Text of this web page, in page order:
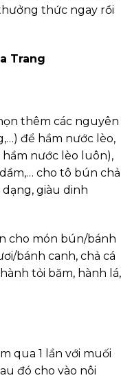
thức ngay rồi
Trang
thêm các nguyên
để hầm nước lèo,
hầm nước lèo luôn),
cho tô bún chả
giàu dinh
cho món bún/bánh
bánh canh, chả cá
tỏi băm, hành lá,
qua 1 lần với muối
đó cho vào nôi